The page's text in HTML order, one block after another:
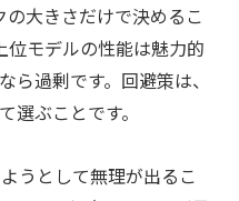
大きさだけで決めるこ
位モデルの性能は魅力的
ら過剰です。回避策は、
選ぶことです。
うとして無理が出るこ